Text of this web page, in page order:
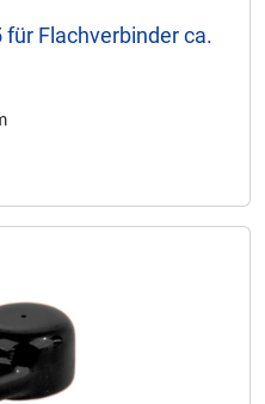
Flachverbinder ca.